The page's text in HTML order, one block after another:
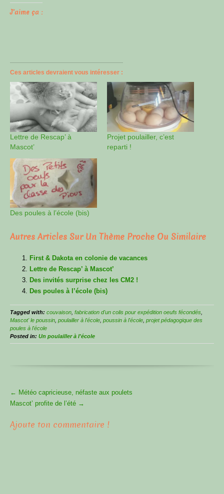
J’aime ça :
Ces articles devraient vous intéresser :
Lettre de Rescap’ à
Mascot’
Projet poulailler, c’est
reparti !
Des poules à l’école (bis)
Autres Articles Sur Un Thème Proche Ou Similaire
First & Dakota en colonie de vacances
Lettre de Rescap’ à Mascot’
Des invités surprise chez les CM2 !
Des poules à l’école (bis)
Tagged with: couvaison fabrication d'un colis pour expédition oeufs fécondés
Mascot' le poussin poulailler à l'école poussin à l'école projet pédagogique des
poules à l'école
Posted in: Un poulailler à l'école
More
Articles
← Météo capricieuse, néfaste aux poulets
Mascot’ profite de l’été →
Ajoute ton commentaire !